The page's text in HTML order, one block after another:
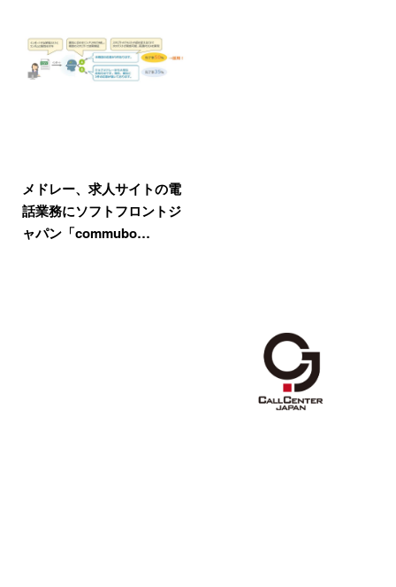
メドレー、求人サイトの電
話業務にソフトフロントジ
ャパン「commubo…